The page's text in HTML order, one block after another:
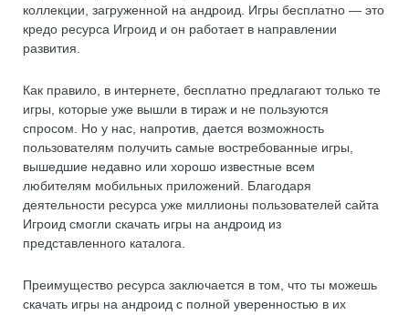
коллекции, загруженной на андроид. Игры бесплатно — это
кредо ресурса Игроид и он работает в направлении
развития.
Как правило, в интернете, бесплатно предлагают только те
игры, которые уже вышли в тираж и не пользуются
спросом. Но у нас, напротив, дается возможность
пользователям получить самые востребованные игры,
вышедшие недавно или хорошо известные всем
любителям мобильных приложений. Благодаря
деятельности ресурса уже миллионы пользователей сайта
Игроид смогли скачать игры на андроид из
представленного каталога.
Преимущество ресурса заключается в том, что ты можешь
скачать игры на андроид с полной уверенностью в их